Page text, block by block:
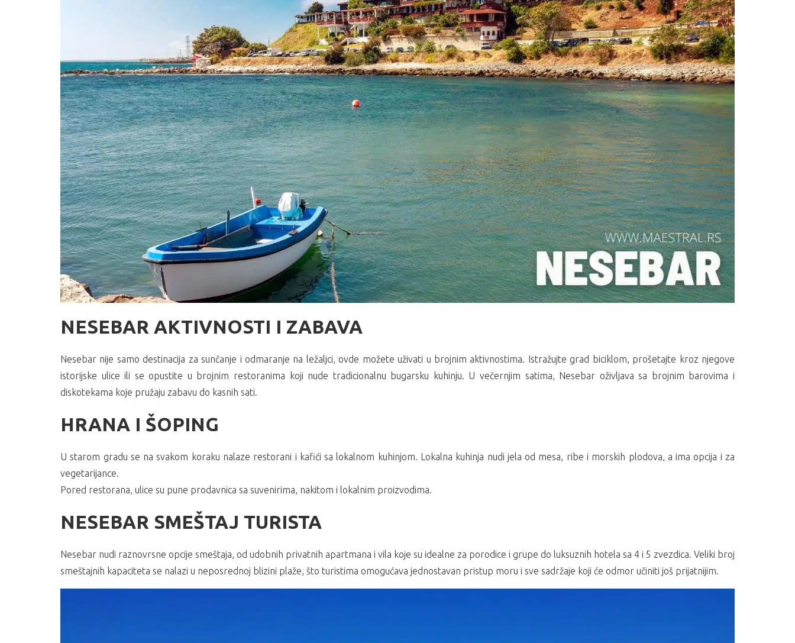
NESEBAR AKTIVNOSTI I ZABAVA
Nesebar nije samo destinacija za sunčanje i odmaranje na ležaljci, ovde možete uživati u brojnim aktivnostima. Istražujte grad biciklom, prošetajte kroz njegove
istorijske ulice ili se opustite u brojnim restoranima koji nude tradicionalnu bugarsku kuhinju. U večernjim satima, Nesebar oživljava sa brojnim barovima i
diskotekama koje pružaju zabavu do kasnih sati.
HRANA I ŠOPING
U starom gradu se na svakom koraku nalaze restorani i kafići sa lokalnom kuhinjom. Lokalna kuhinja nudi jela od mesa, ribe i morskih plodova, a ima opcija i za
vegetarijance.
Pored restorana, ulice su pune prodavnica sa suvenirima, nakitom i lokalnim proizvodima.
NESEBAR SMEŠTAJ TURISTA
Nesebar nudi raznovrsne opcije smeštaja, od udobnih privatnih apartmana i vila koje su idealne za porodice i grupe do luksuznih hotela sa 4 i 5 zvezdica. Veliki broj
smeštajnih kapaciteta se nalazi u neposrednoj blizini plaže, što turistima omogućava jednostavan pristup moru i sve sadržaje koji će odmor učiniti još prijatnijim.